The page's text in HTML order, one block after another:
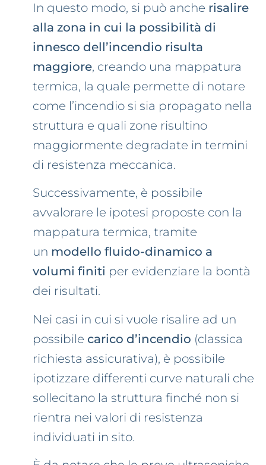
In questo modo, si può anche risalire
alla zona in cui la possibilità di
innesco dell’incendio risulta
maggiore, creando una mappatura
termica, la quale permette di notare
come l’incendio si sia propagato nella
struttura e quali zone risultino
maggiormente degradate in termini
di resistenza meccanica.
Successivamente, è possibile
avvalorare le ipotesi proposte con la
mappatura termica, tramite
un modello fluido-dinamico a
volumi finiti per evidenziare la bontà
dei risultati.
Nei casi in cui si vuole risalire ad un
possibile carico d’incendio (classica
richiesta assicurativa), è possibile
ipotizzare differenti curve naturali che
sollecitano la struttura finché non si
rientra nei valori di resistenza
individuati in sito.